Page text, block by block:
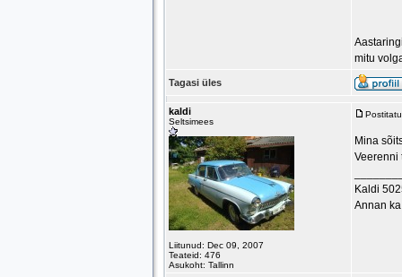
mitu
Tagasi üles
kaldi
Seltsimees
Liitunud: Dec 09, 2007
Teateid: 476
Asukoht: Tallinn
Mina
Veerenni
Kaldi
Annan